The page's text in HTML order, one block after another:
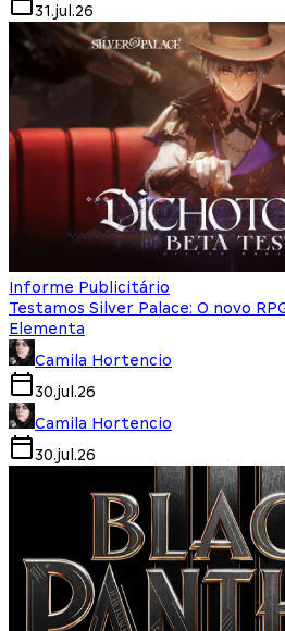
31.jul.26
Informe Publicitário
Testamos Silver Palace: O novo
Elementa
Camila Hortencio
30.jul.26
Camila Hortencio
30.jul.26